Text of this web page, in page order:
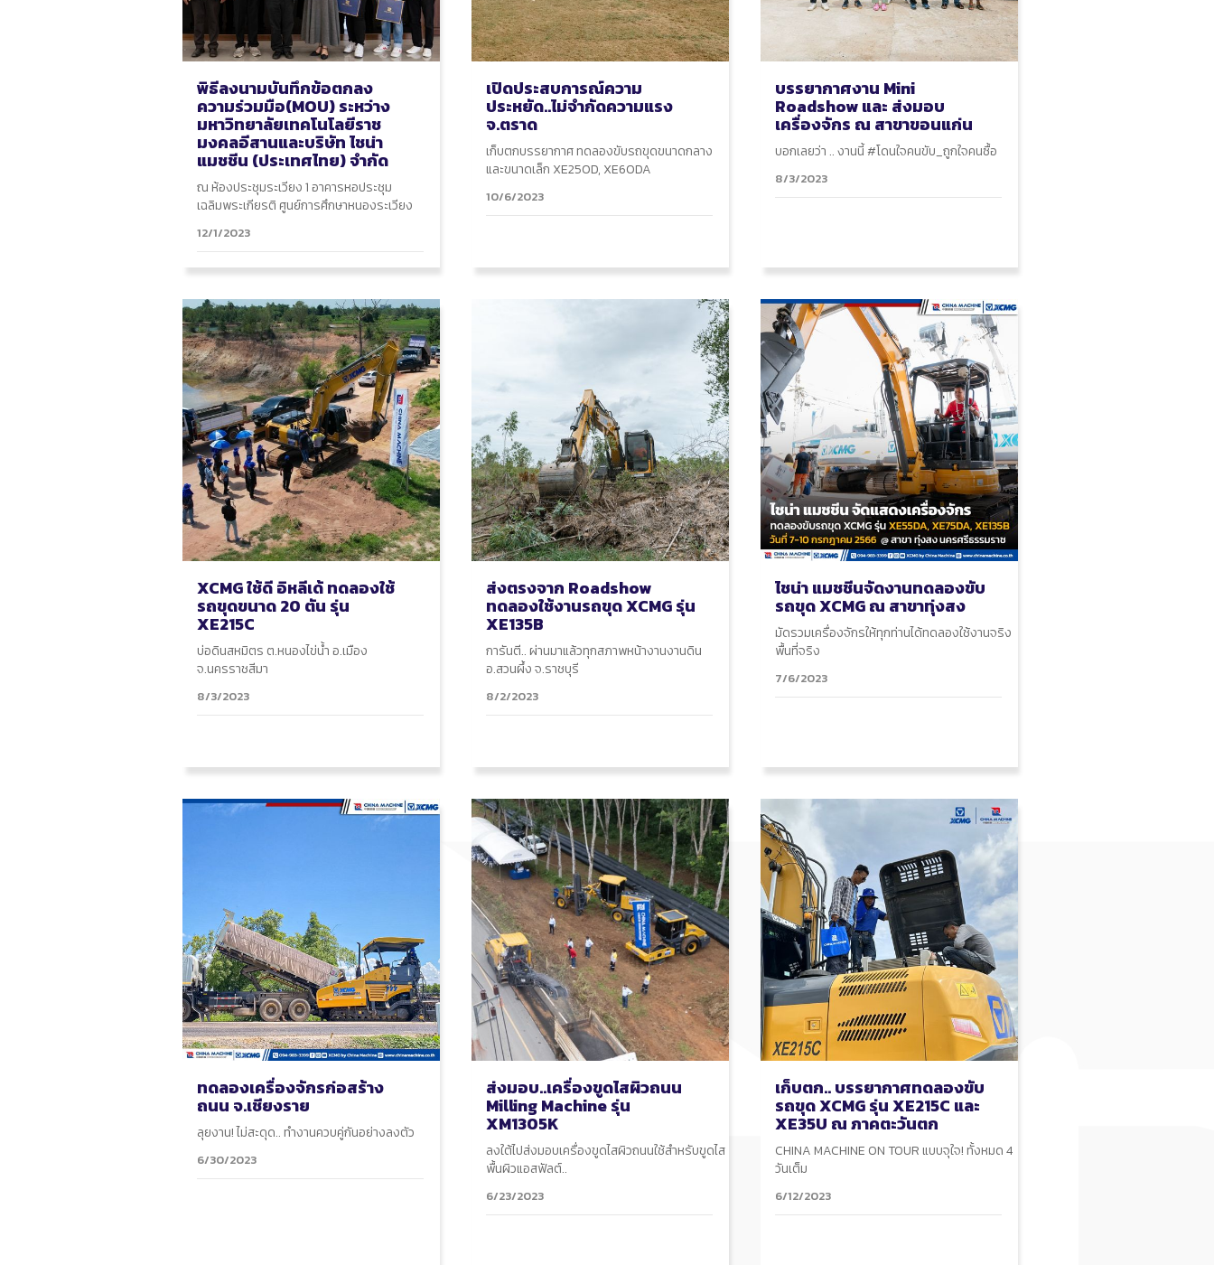
พิธีลงนามบันทึกข้อตกลง
ความร่วมมือ(MOU) ระหว่าง
มหาวิทยาลัยเทคโนโลยีราช
มงคลอีสานและบริษัท ไชน่า
แมชชีน (ประเทศไทย) จำกัด
ณ ห้องประชุมระเวียง 1 อาคารหอประชุม
เฉลิมพระเกียรติ ศูนย์การศึกษาหนองระเวียง
12/1/2023
เปิดประสบการณ์ความ
ประหยัด..ไม่จำกัดความแรง
จ.ตราด
เก็บตกบรรยากาศ ทดลองขับรถขุดขนาดกลาง
และขนาดเล็ก XE250D, XE60DA
10/6/2023
บรรยากาศงาน Mini
Roadshow และ ส่งมอบ
เครื่องจักร ณ สาขาขอนแก่น
บอกเลยว่า .. งานนี้ #โดนใจคนขับ_ถูกใจคนซื้อ
8/3/2023
XCMG ใช้ดี อิหลีเด้ ทดลองใช้
รถขุดขนาด 20 ตัน รุ่น
XE215C
บ่อดินสหมิตร ต.หนองไข่น้ำ อ.เมือง
จ.นครราชสีมา
8/3/2023
ส่งตรงจาก Roadshow
ทดลองใช้งานรถขุด XCMG รุ่น
XE135B
การันตี.. ผ่านมาแล้วทุกสภาพหน้างานงานดิน
อ.สวนผึ้ง จ.ราชบุรี
8/2/2023
ไชน่า แมชชีนจัดงานทดลองขับ
รถขุด XCMG ณ สาขาทุ่งสง
มัดรวมเครื่องจักรให้ทุกท่านได้ทดลองใช้งานจริง
พื้นที่จริง
7/6/2023
ทดลองเครื่องจักรก่อสร้าง
ถนน จ.เชียงราย
ลุยงาน! ไม่สะดุด.. ทำงานควบคู่กันอย่างลงตัว
6/30/2023
ส่งมอบ..เครื่องขูดไสผิวถนน
Milling Machine รุ่น
XM1305K
ลงใต้ไปส่งมอบเครื่องขูดไสผิวถนนใช้สำหรับขูดไส
พื้นผิวแอสฟัลต์..
6/23/2023
เก็บตก.. บรรยากาศทดลองขับ
รถขุด XCMG รุ่น XE215C และ
XE35U ณ ภาคตะวันตก
CHINA MACHINE ON TOUR แบบจุใจ! ทั้งหมด 4
วันเต็ม
6/12/2023